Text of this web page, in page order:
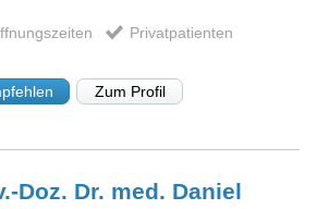
Privatpatienten
Zum Profil
Doz. Dr. med. Daniel